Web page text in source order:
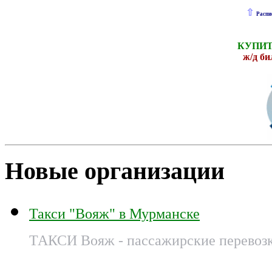
⇧
ж/д
Новые организации
Такси "Вояж" в Мурманске
ТАКСИ Вояж - пассажирские